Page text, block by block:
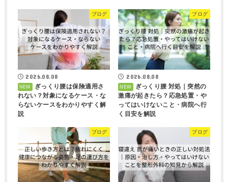
ブログ
2026.08.08
ぎっくり腰は保険適用さ
れない？対象になるケース・な
らないケースをわかりやすく解
説
ブログ
2026.08.08
ぎっくり腰 対処｜突然の
激痛が起きたら？応急処置・や
ってはいけないこと・病院へ行
く目安を解説
ブログ ブログ